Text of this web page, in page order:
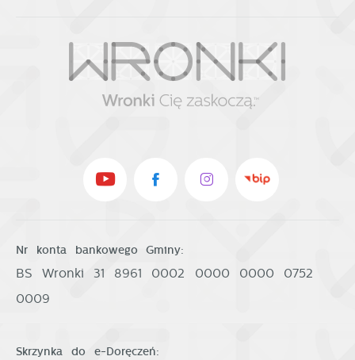
Nr konta bankowego Gminy:
BS Wronki 31 8961 0002 0000 0000 0752
0009
Skrzynka do e-Doręczeń: